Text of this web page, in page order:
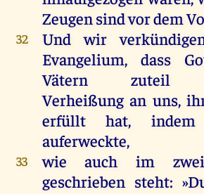
Zeugensindvordem
32 Und wir
Evangelium, dass
Väternzuteil
Verheißung an uns,
erfüllt
hat, indem
auferweckte,
33 wie auch im
geschrieben steht: »